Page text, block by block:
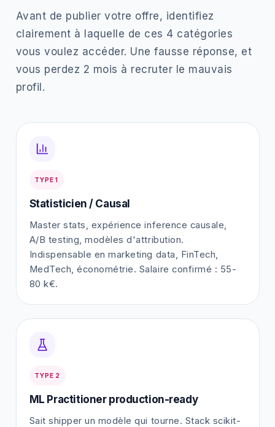
Avant de publier votre offre, identifiez
clairement à laquelle de ces 4 catégories
vous voulez accéder. Une fausse réponse, et
vous perdez 2 mois à recruter le mauvais
profil.
TYPE 1
Statisticien / Causal
Master stats, expérience inference causale,
A/B testing, modèles d'attribution.
Indispensable en marketing data, FinTech,
MedTech, économétrie. Salaire confirmé : 55-
80 k€.
TYPE 2
ML Practitioner production-ready
Sait shipper un modèle qui tourne. Stack scikit-